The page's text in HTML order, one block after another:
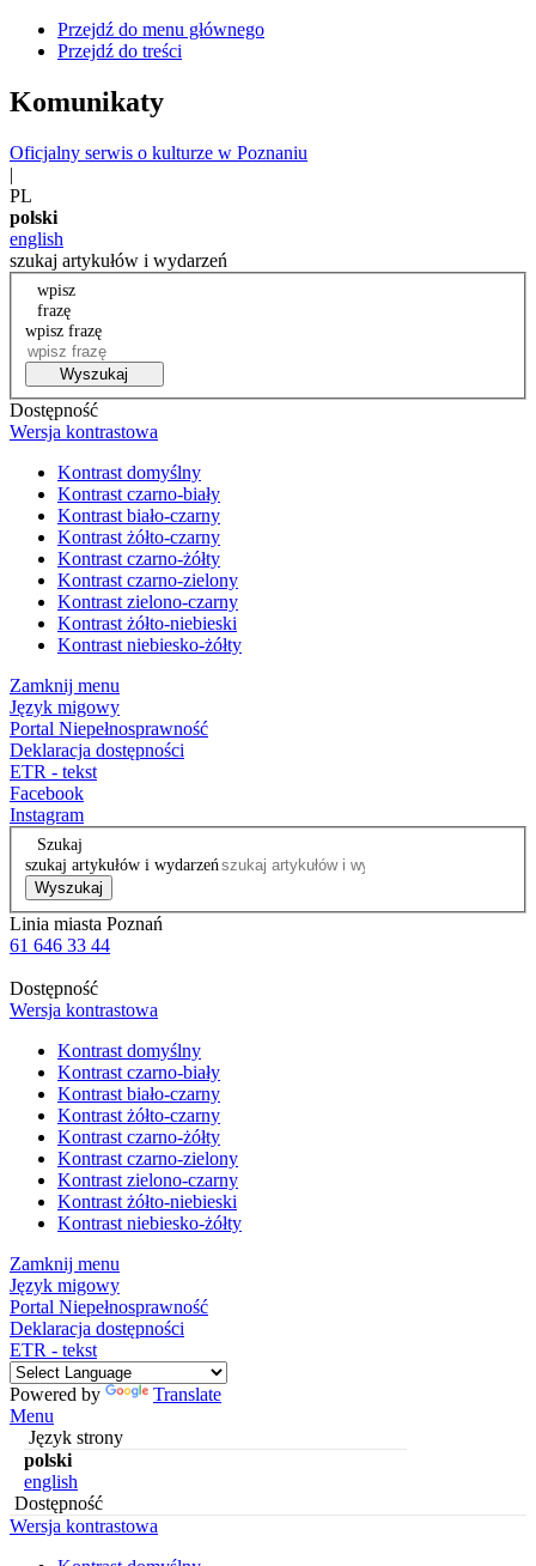
Przejdź do menu głównego
Przejdź do treści
Komunikaty
Oficjalny serwis o kulturze w Poznaniu
|
PL
polski
english
szukaj artykułów i wydarzeń
wpisz
frazę
wpisz frazę
Wyszukaj
Dostępność
Wersja kontrastowa
Kontrast domyślny
Kontrast czarno-biały
Kontrast biało-czarny
Kontrast żółto-czarny
Kontrast czarno-żółty
Kontrast czarno-zielony
Kontrast zielono-czarny
Kontrast żółto-niebieski
Kontrast niebiesko-żółty
Zamknij menu
Język migowy
Portal Niepełnosprawność
Deklaracja dostępności
ETR - tekst
Facebook
Instagram
Szukaj
szukaj artykułów i wydarzeń
Wyszukaj
Linia miasta Poznań
61 646 33 44
Dostępność
Wersja kontrastowa
Kontrast domyślny
Kontrast czarno-biały
Kontrast biało-czarny
Kontrast żółto-czarny
Kontrast czarno-żółty
Kontrast czarno-zielony
Kontrast zielono-czarny
Kontrast żółto-niebieski
Kontrast niebiesko-żółty
Zamknij menu
Język migowy
Portal Niepełnosprawność
Deklaracja dostępności
ETR - tekst
Powered by
Translate
Menu
Język strony
polski
english
Dostępność
Wersja kontrastowa